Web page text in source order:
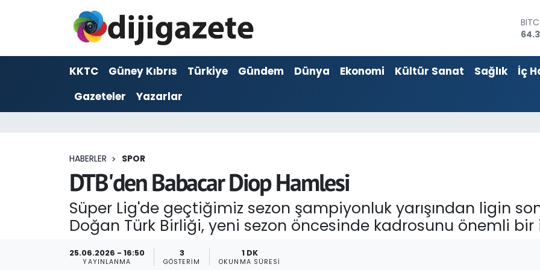
KKTC Güney Kıbrıs Türkiye Gündem Dünya Ekonomi Kültür Sanat Sağlık İç
Gazeteler
Yazarlar
HABERLER SPOR
DTB'den Babacar Diop Hamlesi
Süper Lig'de geçtiğimiz sezon şampiyonluk yarışından ligin
Doğan Türk Birliği, yeni sezon öncesinde kadrosunu önemli
25.06.2026 - 16:50
YAYINLANMA
3
GÖSTERIM
1 DK
OKUNMA SÜRESI
ADVERTORIAL
Dijigazete
Foto Galeri
Hava Durumu
Trafik Durumu
Haber Arşivi